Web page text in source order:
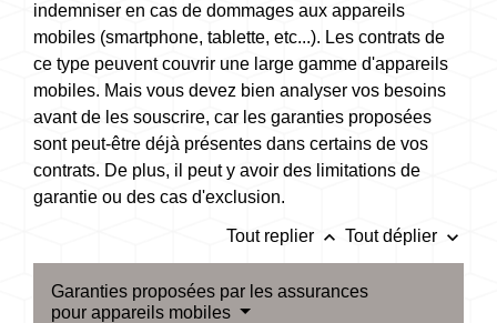
indemniser en cas de dommages aux appareils
mobiles (smartphone, tablette, etc...). Les contrats de
ce type peuvent couvrir une large gamme d'appareils
mobiles. Mais vous devez bien analyser vos besoins
avant de les souscrire, car les garanties proposées
sont peut-être déjà présentes dans certains de vos
contrats. De plus, il peut y avoir des limitations de
garantie ou des cas d'exclusion.
Tout replier keyboard_arrow_up Tout déplier keyboard_arrow_down
Garanties proposées par les assurances
pour appareils mobiles